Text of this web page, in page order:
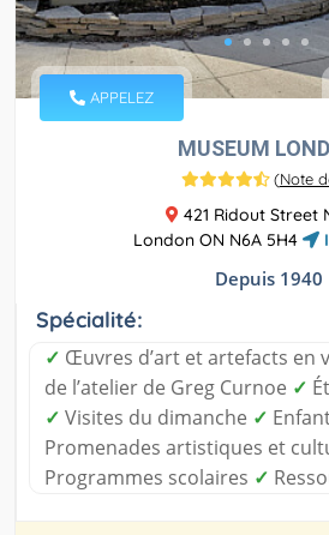
APPELEZ
MUSEUM
(Note
421 Ridout Street
London ON N6A 5H4
Depuis 1940
Spécialité:
✓ Œuvres d’art et artefacts en
de l’atelier de Greg Curnoe ✓
✓ Visites du dimanche ✓
Promenades artistiques et
Programmes scolaires ✓